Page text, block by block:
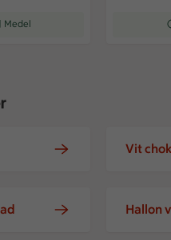
min att tillagahar Medel svårighetsgrad
Medel
Vit
Hallon